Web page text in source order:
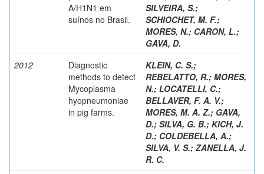
A/H1N1 em
suínos no Brasil.
SILVEIRA, S.;
SCHIOCHET, M. F.;
MORES, N.; CARON, L.;
GAVA, D.
2012
Diagnostic
methods to detect
Mycoplasma
hyopneumoniae
in pig farms.
KLEIN, C. S.;
REBELATTO, R.; MORES,
N.; LOCATELLI, C.;
BELLAVER, F. A. V.;
MORES, M. A. Z.; GAVA,
D.; SILVA, G. B.; KICH, J.
D.; COLDEBELLA, A.;
SILVA, V. S.; ZANELLA, J.
R. C.